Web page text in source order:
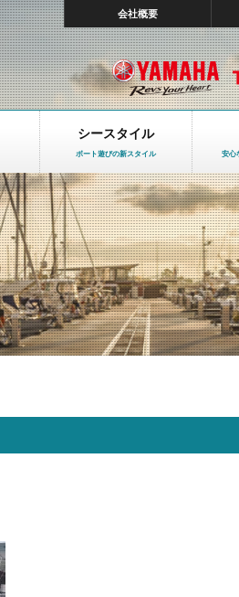
会社概要
シースタイル
ボート遊びの新スタイル 安心